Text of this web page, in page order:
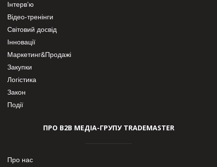
Інтерв’ю
Відео-тренінги
Світовий досвід
Інновації
Маркетинг&Продажі
Закупки
Логістика
Закон
Події
ПРО В2В МЕДІА-ГРУПУ TRADEMASTER
Про нас